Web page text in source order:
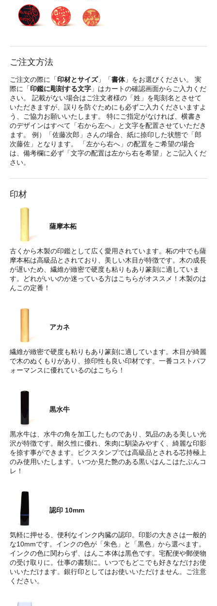
ご注文方法
ご注文の際に「印材とサイズ」「書体」をお選びください。 実
際に「印鑑に彫刻する文字 」はカートの確認画面からご入力くだ
さい。 記載がない場合はご注文者様の「姓」を彫刻名とさせて
いただきますが、誤りを防ぐためにも必ずご入力くださいますよ
う、ご協力お願いいたします。 特にご指定がなければ、横書き
のデザインはすべて「右から左へ」と文字を配置させていただき
ます。 例）「佐藤次郎」さんの場合、紙に捺印した状態で「郎
次藤佐」となります。 「左から右へ」の配置をご希望の場合
は、備考欄に必ず「文字の配置は左から右を希望」とご記入くだ
さい。
印材
薩摩本柘
古くから木製の印鑑として広く愛用されています。柘の中でも薩
摩本柘は高級品とされており、美しい木目が特徴です。木の成長
が遅いため、繊維が緻密で硬度も粘りもあり篆刻に適していま
す。どれがいいのか迷っている方はこちらがオススメ！木製のは
んこの定番！
アカネ
繊維が緻密で硬度も粘りもあり篆刻に適しています。木目が綺麗
で木のぬくもりがあり、捺印性も良い印材です。一番コストパフ
ォーマンスに優れているのはこちら！
黒水牛
黒水牛は、水牛の角を加工したものであり、気品のある美しい光
沢が特徴です。耐久性に優れ、朱肉に馴染みやすく、綺麗な印影
を捺す事ができます。ピクスタンプでは高級品とされる芯持極上
のみ使用いたします。いつか見た艶のある黒いはんこはたぶんコ
レ！
認印 10mm
気軽に押せる、便利なインク内臓の認印。印影の大きさは一般的
な10mmです。インクの色が「朱色」と「黒色」から選べます。
インクの色に関わらず、はんこ本体は黒色です。宅配便や郵便物
の受け取りに。仕事の書類に。いつでもどこでも好きなだけお使
いいただけます。銀行印としてはお使いいただけません。ご注意
ください。